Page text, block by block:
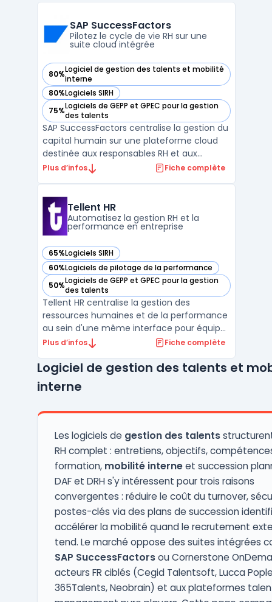
SAP SuccessFactors
Pilotez le cycle de vie RH sur une
suite cloud intégrée
80%Logiciel de gestion des talents et mobilité
interne
— voir SAP SuccessFactors dans cette catégorie
80%Logiciels SIRH
— voir SAP SuccessFactors dans cette catégorie
75%Logiciels de GEPP et GPEC pour la gestion
des talents
— voir SAP SuccessFactors dans cette catégorie
SAP SuccessFactors centralise la gestion du
capital humain sur une plateforme cloud
destinée aux responsables RH et aux
entreprises souhaitant automatiser les
pays. Le pilotage du cycle de vie
collaborateur s’effect ...
Plus d’infos Fiche complète
Tellent HR
Automatisez la gestion RH et la
performance en entreprise
65%Logiciels SIRH
— voir Tellent HR dans cette catégorie
60%Logiciels de pilotage de la performance
— voir Tellent HR dans cette catégorie
50%Logiciels de GEPP et GPEC pour la gestion
des talents
— voir Tellent HR dans cette catégorie
Tellent HR centralise la gestion des
ressources humaines et de la performance
au sein d'une même interface pour équipes
RH, managers et collaborateurs. Cette
processus RH des PME et ETI, en couvrant à
la fois la base HRIS et la gestion de la
Plus d’infos Fiche complète
Logiciel de gestion des talents et
interne
Les logiciels de gestion des talents
RH complet : entretiens, objectifs,
formation, mobilité interneet succession
DAF et DRH s'y intéressent pour trois raisons
convergentes : réduire le coût du turnover,
postes-clés via des plans de succession
accélérer la mobilité quand le recrutement
tend. Le marché oppose des suites intégrées
SAP SuccessFactorsou Cornerstone
acteurs FR ciblés (Cegid Talentsoft, Lucca
365Talents, Neobrain) et aux plateformes